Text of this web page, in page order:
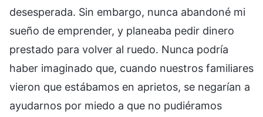
desesperada. Sin embargo, nunca abandoné mi
sueño de emprender, y planeaba pedir dinero
prestado para volver al ruedo. Nunca podría
haber imaginado que, cuando nuestros familiares
vieron que estábamos en aprietos, se negarían a
ayudarnos por miedo a que no pudiéramos